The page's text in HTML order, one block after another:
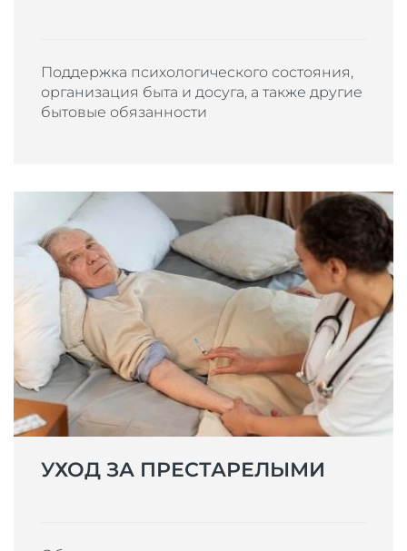
Поддержка психологического состояния,
организация быта и досуга, а также другие
бытовые обязанности
УХОД ЗА ПРЕСТАРЕЛЫМИ